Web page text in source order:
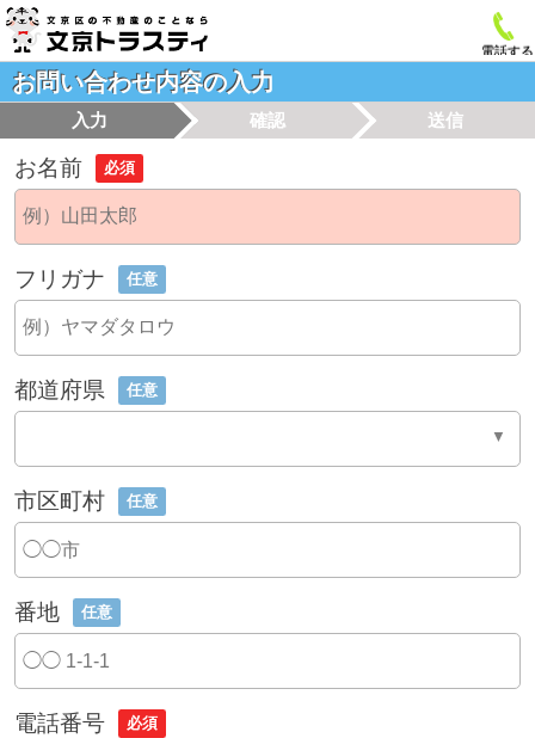
電話する
お問い合わせ内容の入力
入力 確認 送信
お名前 必須
フリガナ 任意
都道府県 任意
市区町村 任意
番地 任意
電話番号 必須